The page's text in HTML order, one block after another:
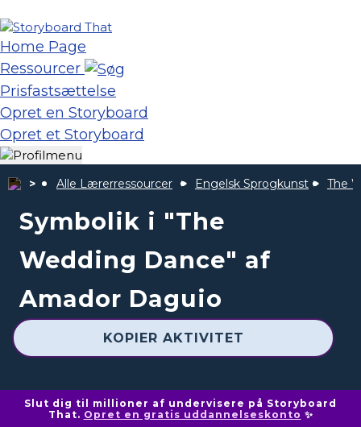
Home Page
Ressourcer
Prisfastsættelse
Opret en Storyboard
Opret et Storyboard
Alle Lærerressourcer Engelsk Sprogkunst The
Symbolik i "The
Wedding Dance" af
Amador Daguio
KOPIER AKTIVITET
Slut dig til millioner af undervisere på Storyboard
That. Opret en gratis uddannelseskonto ✨